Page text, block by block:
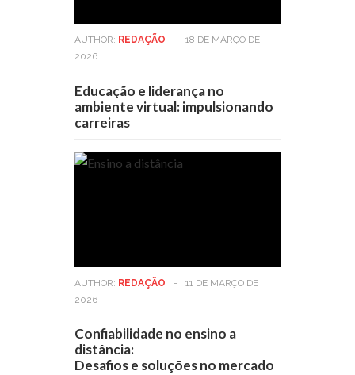
AUTHOR: REDAÇÃO -
18 DE MARÇO DE
2026
Educação e liderança no
ambiente virtual: impulsionando
carreiras
AUTHOR: REDAÇÃO -
11 DE MARÇO DE
2026
Confiabilidade no ensino a
distância:
Desafios e soluções no mercado